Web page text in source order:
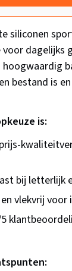
siliconen
dagelijks
hoogwaardig
bestand is
is:
bij letterlijk
vlekvrij voor